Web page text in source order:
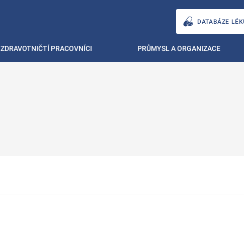
DATABÁZE
ZDRAVOTNIČTÍ PRACOVNÍCI PRŮMYSL A ORGANIZACE